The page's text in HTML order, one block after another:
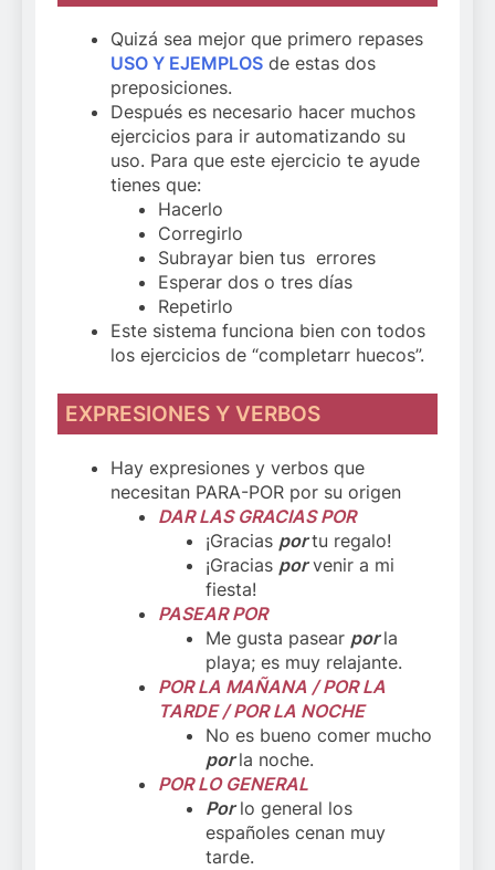
Quizá sea mejor que primero repases
USO Y EJEMPLOS de estas dos
preposiciones.
Después es necesario hacer muchos
ejercicios para ir automatizando su
uso. Para que este ejercicio te ayude
tienes que:
Hacerlo
Corregirlo
Subrayar bien tus errores
Esperar dos o tres días
Repetirlo
Este sistema funciona bien con todos
los ejercicios de “completarr huecos”.
EXPRESIONES Y VERBOS
Hay expresiones y verbos que
necesitan PARA-POR por su origen
DAR LAS GRACIAS POR
¡Gracias portu regalo!
¡Gracias porvenir a mi
fiesta!
PASEAR POR
Me gusta pasear porla
playa; es muy relajante.
POR LA MAÑANA / POR LA
TARDE / POR LA NOCHE
No es bueno comer mucho
porla noche.
POR LO GENERAL
Porlo general los
españoles cenan muy
tarde.